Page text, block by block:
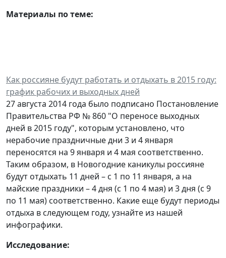
Материалы по теме:
Как россияне будут работать и отдыхать в 2015 году:
график рабочих и выходных дней
27 августа 2014 года было подписано Постановление
Правительства РФ № 860 "О переносе выходных
дней в 2015 году", которым установлено, что
нерабочие праздничные дни 3 и 4 января
переносятся на 9 января и 4 мая соответственно.
Таким образом, в Новогодние каникулы россияне
будут отдыхать 11 дней – с 1 по 11 января, а на
майские праздники – 4 дня (с 1 по 4 мая) и 3 дня (с 9
по 11 мая) соответственно. Какие еще будут периоды
отдыха в следующем году, узнайте из нашей
инфографики.
Исследование: